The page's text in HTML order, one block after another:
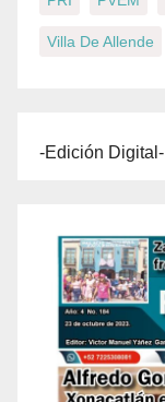
Villa De Allende
-Edición Digital-